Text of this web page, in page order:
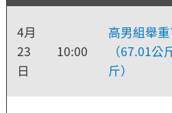
4月
23
日
10:00
高男組舉重
（67.01
斤）